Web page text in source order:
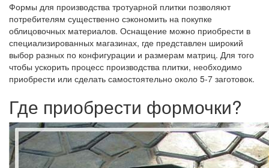
Формы для производства тротуарной плитки позволяют
потребителям существенно сэкономить на покупке
облицовочных материалов. Оснащение можно приобрести в
специализированных магазинах, где представлен широкий
выбор разных по конфигурации и размерам матриц. Для того
чтобы ускорить процесс производства плитки, необходимо
приобрести или сделать самостоятельно около 5-7 заготовок.
Где приобрести формочки?